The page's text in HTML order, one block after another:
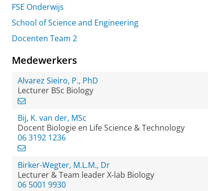
FSE Onderwijs
School of Science and Engineering
Docenten Team 2
Medewerkers
Alvarez Sieiro, P., PhD
Lecturer BSc Biology
Bij, K. van der, MSc
Docent Biologie en Life Science & Technology
06 3192 1236
Birker-Wegter, M.L.M., Dr
Lecturer & Team leader X-lab Biology
06 5001 9930